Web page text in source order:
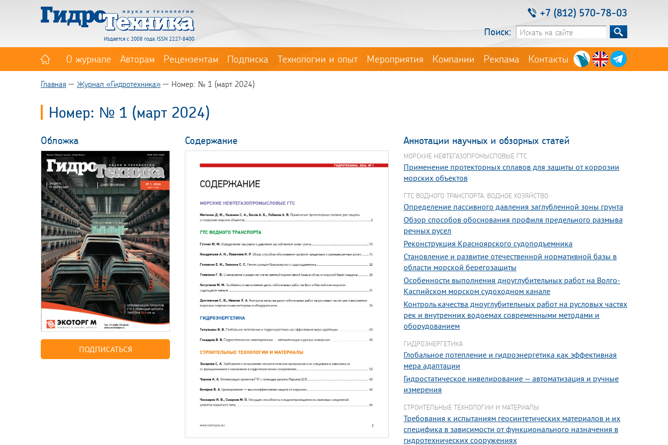
Издается с 2008 года. ISSN 2227-8400
+7 (812) 570-78-03
Поиск:
О журнале Авторам Рецензентам Подписка Технологии и опыт Мероприятия Компании Реклама Контакты
Главная Журнал «Гидротехника» Номер: № 1 (март 2024)
Номер: № 1 (март 2024)
Обложка
ПОДПИСАТЬСЯ
Содержание Аннотации научных и обзорных статей
МОРСКИЕ НЕФТЕГАЗОПРОМЫСЛОВЫЕ ГТС
Применение протекторных сплавов для защиты от коррозии
морских объектов
ГТС ВОДНОГО ТРАНСПОРТА. ВОДНОЕ ХОЗЯЙСТВО
Определение пассивного давления заглубленной зоны грунта
Обзор способов обоснования профиля предельного размыва
речных русел
Реконструкция Красноярского судоподъемника
Становление и развитие отечественной нормативной базы в
области морской берегозащиты
Особенности выполнения дноуглубительных работ на Волго-
Каспийском морском судоходном канале
Контроль качества дноуглубительных работ на русловых частях
рек и внутренних водоемах современными методами и
оборудованием
ГИДРОЭНЕРГЕТИКА
Глобальное потепление и гидроэнергетика как эффективная
мера адаптации
Гидростатическое нивелирование — автоматизация и ручные
измерения
СТРОИТЕЛЬНЫЕ ТЕХНОЛОГИИ И МАТЕРИАЛЫ
Требования к испытаниям геосинтетических материалов и их
специфика в зависимости от функционального назначения в
гидротехнических сооружениях